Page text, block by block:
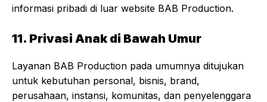
informasi pribadi di luar website BAB Production.
11. Privasi Anak di Bawah Umur
Layanan BAB Production pada umumnya ditujukan
untuk kebutuhan personal, bisnis, brand,
perusahaan, instansi, komunitas, dan penyelenggara